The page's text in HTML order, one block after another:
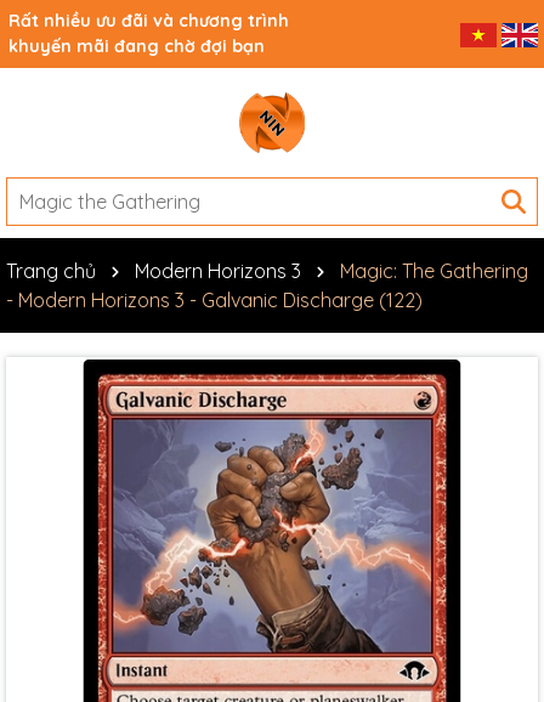
Rất nhiều ưu đãi và chương trình
khuyến mãi đang chờ đợi bạn
Trang chủ Modern Horizons 3
Magic: The Gathering
- Modern Horizons 3 - Galvanic Discharge (122)
Mã giảm giá:
Ngày hết hạn: